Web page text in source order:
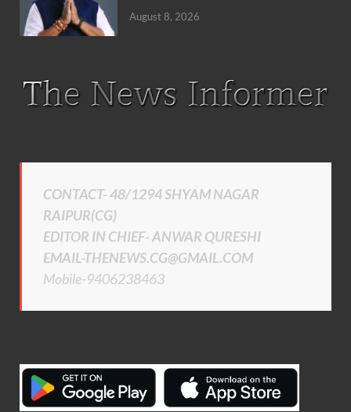
August 8, 2026
CONTACT- 48/1294 SHYAM NAGAR
RAIPUR(CG)
EDITOR IN CHIEF- ANWAR QURESHI
EMAIL-THENEWS.CG@GMAIL.COM
Mobile-9406238463